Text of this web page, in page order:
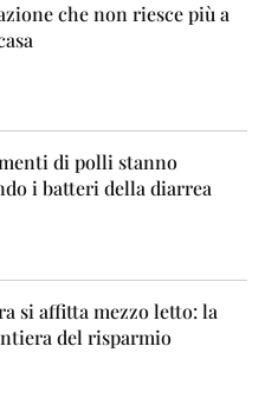
che non riesce più a
di polli stanno
i batteri della diarrea
si affitta mezzo letto: la
del risparmio